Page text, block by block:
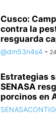
Cusco:
contra la
resguarda
@dm53n4s4 -
Estrategias
SENASA
porcinos en